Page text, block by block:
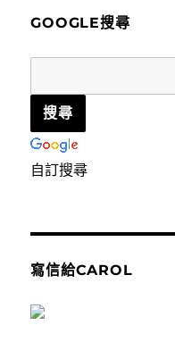
GOOGLE搜尋
自訂搜尋
寫信給CAROL